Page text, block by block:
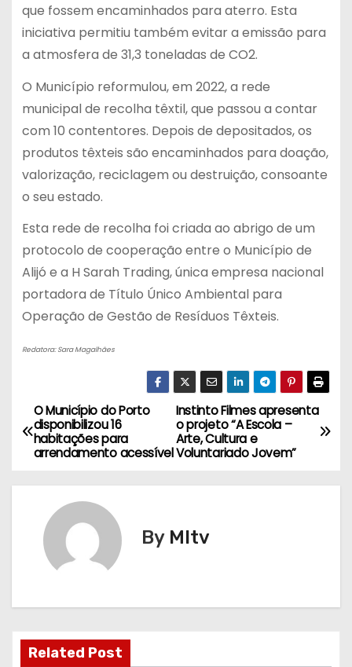
que fossem encaminhados para aterro. Esta
iniciativa permitiu também evitar a emissão para
a atmosfera de 31,3 toneladas de CO2.
O Município reformulou, em 2022, a rede
municipal de recolha têxtil, que passou a contar
com 10 contentores. Depois de depositados, os
produtos têxteis são encaminhados para doação,
valorização, reciclagem ou destruição, consoante
o seu estado.
Esta rede de recolha foi criada ao abrigo de um
protocolo de cooperação entre o Município de
Alijó e a H Sarah Trading, única empresa nacional
portadora de Título Único Ambiental para
Operação de Gestão de Resíduos Têxteis.
Redatora: Sara Magalhães
N
a
v
ç
ã
Instinto Filmes apresenta
o projeto “A Escola –
Arte, Cultura e
Voluntariado Jovem”
O Município do Porto
disponibilizou 16
habitações para
arrendamento acessível
By MItv
Related Post